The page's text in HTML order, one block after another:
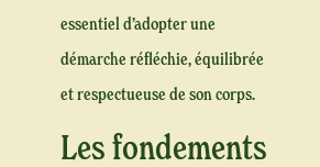
essentiel d’adopter une
démarche réfléchie, équilibrée
et respectueuse de son corps.
Les fondements